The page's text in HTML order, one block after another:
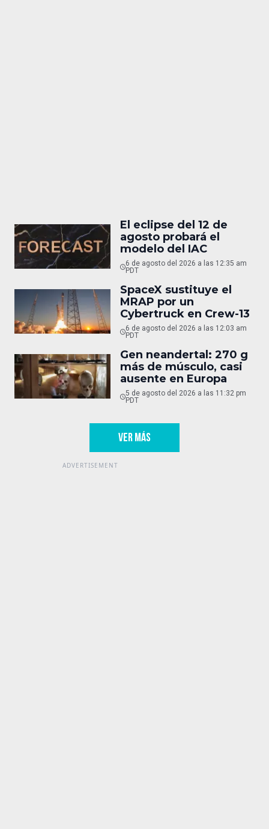
El eclipse del 12 de
agosto probará el
modelo del IAC
6 de agosto del 2026 a las 12:35 am
PDT
SpaceX sustituye el
MRAP por un
Cybertruck en Crew-13
6 de agosto del 2026 a las 12:03 am
PDT
Gen neandertal: 270 g
más de músculo, casi
ausente en Europa
5 de agosto del 2026 a las 11:32 pm
PDT
VER MÁS